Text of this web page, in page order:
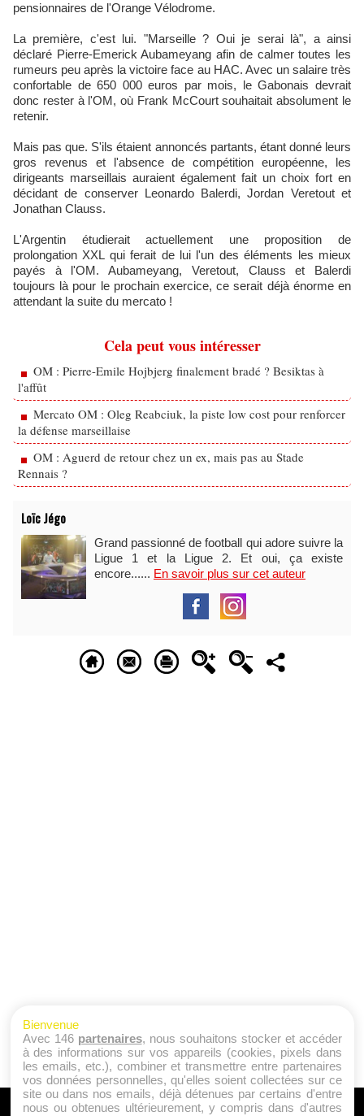
pensionnaires de l'Orange Vélodrome.
La première, c'est lui. "Marseille ? Oui je serai là", a ainsi
déclaré Pierre-Emerick Aubameyang afin de calmer toutes les
rumeurs peu après la victoire face au HAC. Avec un salaire très
confortable de 650 000 euros par mois, le Gabonais devrait
donc rester à l'OM, où Frank McCourt souhaitait absolument le
retenir.
Mais pas que. S'ils étaient annoncés partants, étant donné leurs
gros revenus et l'absence de compétition européenne, les
dirigeants marseillais auraient également fait un choix fort en
décidant de conserver Leonardo Balerdi, Jordan Veretout et
Jonathan Clauss.
L'Argentin étudierait actuellement une proposition de
prolongation XXL qui ferait de lui l'un des éléments les mieux
payés à l'OM. Aubameyang, Veretout, Clauss et Balerdi
toujours là pour le prochain exercice, ce serait déjà énorme en
attendant la suite du mercato !
Cela peut vous intéresser
OM : Pierre-Emile Hojbjerg finalement bradé ? Besiktas à
l'affût
Mercato OM : Oleg Reabciuk, la piste low cost pour renforcer
la défense marseillaise
OM : Aguerd de retour chez un ex, mais pas au Stade
Rennais ?
Loïc Jégo
Grand passionné de football qui adore suivre la
Ligue 1 et la Ligue 2. Et oui, ça existe
encore...... En savoir plus sur cet auteur
Bienvenue
Avec 146 partenaires, nous souhaitons stocker et accéder
à des informations sur vos appareils (cookies, pixels dans
les emails, etc.), combiner et transmettre entre partenaires
vos données personnelles, qu'elles soient collectées sur ce
site ou dans nos emails, déjà détenues par certains d'entre
nous ou obtenues ultérieurement, y compris dans d'autres